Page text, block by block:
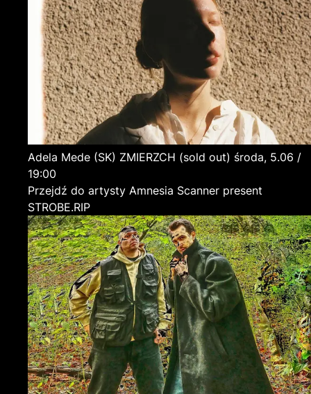
Adela Mede (SK) ZMIERZCH (sold out) środa, 5.06 /
19:00
Przejdź do artysty Amnesia Scanner present
STROBE.RIP